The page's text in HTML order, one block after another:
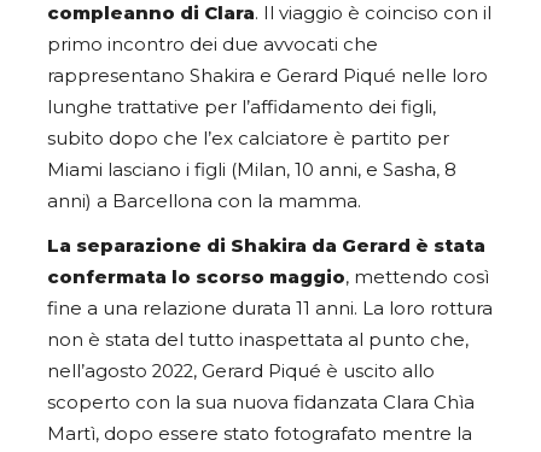
compleanno di Clara. Il viaggio è coinciso con il
primo incontro dei due avvocati che
rappresentano Shakira e Gerard Piqué nelle loro
lunghe trattative per l’affidamento dei figli,
subito dopo che l’ex calciatore è partito per
Miami lasciano i figli (Milan, 10 anni, e Sasha, 8
anni) a Barcellona con la mamma.
La separazione di Shakira da Gerard è stata
confermata lo scorso maggio, mettendo così
fine a una relazione durata 11 anni. La loro rottura
non è stata del tutto inaspettata al punto che,
nell’agosto 2022, Gerard Piqué è uscito allo
scoperto con la sua nuova fidanzata Clara Chìa
Martì, dopo essere stato fotografato mentre la